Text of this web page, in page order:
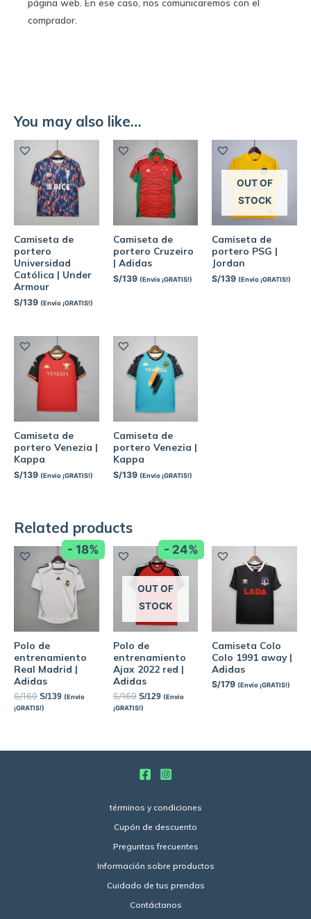
página web. En ese caso, nos comunicaremos con el
comprador.
You may also like…
Camiseta de
portero
Universidad
Católica | Under
Armour
S/139 (Envío ¡GRATIS!)
Camiseta de
portero Cruzeiro
| Adidas
S/139 (Envío ¡GRATIS!)
OUT OF
STOCK
Camiseta de
portero PSG |
Jordan
S/139 (Envío ¡GRATIS!)
Camiseta de
portero Venezia |
Kappa
S/139 (Envío ¡GRATIS!)
Camiseta de
portero Venezia |
Kappa
S/139 (Envío ¡GRATIS!)
Related products
- 18%
Polo de
entrenamiento
Real Madrid |
Adidas
S/169 S/139 (Envío
¡GRATIS!)
- 24%
OUT OF
STOCK
Polo de
entrenamiento
Ajax 2022 red |
Adidas
S/169 S/129 (Envío
¡GRATIS!)
Camiseta Colo
Colo 1991 away |
Adidas
S/179 (Envío ¡GRATIS!)
términos y condiciones
Cupón de descuento
Preguntas frecuentes
Información sobre productos
Cuidado de tus prendas
Contáctanos